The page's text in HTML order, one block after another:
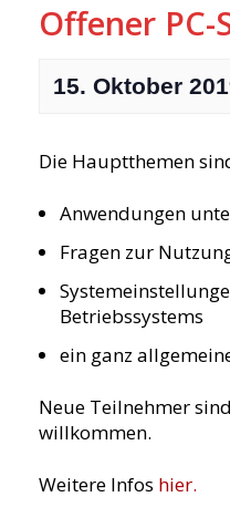
Offener
15. Oktober
Die Hauptthemen
Anwendungen
Fragen zur
Betriebssystems
ein ganz
Neue Teilnehmer
willkommen.
Weitere Infos hier.